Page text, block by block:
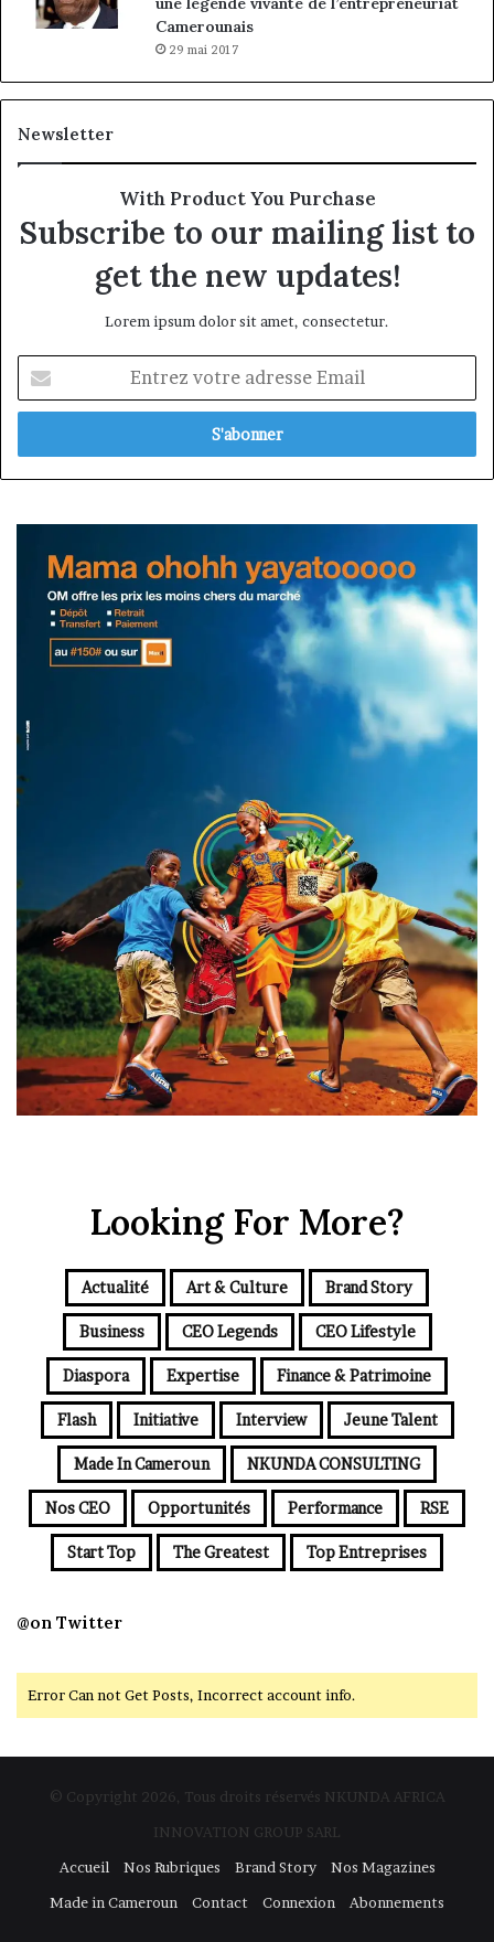
Camerounais
29 mai 2017
Newsletter
With Product You Purchase
Subscribe to our mailing list to
get the new updates!
Lorem ipsum dolor sit amet, consectetur.
votre
adresse
Looking For More?
Actualité Art & Culture Brand Story
Business CEO Legends CEO Lifestyle
Diaspora Expertise Finance & Patrimoine
Flash Initiative Interview Jeune Talent
Made In Cameroun NKUNDA CONSULTING
Nos CEO Opportunités Performance RSE
Start Top The Greatest Top Entreprises
@on Twitter
Error Can not Get Posts, Incorrect account info.
© Copyright 2026, Tous droits réservés NKUNDA AFRICA
INNOVATION GROUP SARL
Accueil
Nos Rubriques Brand Story
Nos Magazines
Made in Cameroun
Contact Connexion Abonnements